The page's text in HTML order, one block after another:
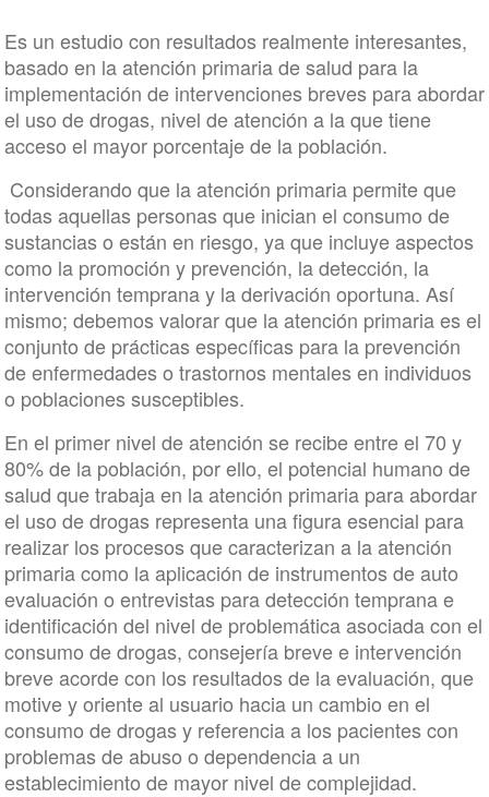
Es un estudio con resultados realmente interesantes,
basado en la atención primaria de salud para la
implementación de intervenciones breves para abordar
el uso de drogas, nivel de atención a la que tiene
acceso el mayor porcentaje de la población.
Considerando que la atención primaria permite que
todas aquellas personas que inician el consumo de
sustancias o están en riesgo, ya que incluye aspectos
como la promoción y prevención, la detección, la
intervención temprana y la derivación oportuna. Así
mismo; debemos valorar que la atención primaria es el
conjunto de prácticas específicas para la prevención
de enfermedades o trastornos mentales en individuos
o poblaciones susceptibles.
En el primer nivel de atención se recibe entre el 70 y
80% de la población, por ello, el potencial humano de
salud que trabaja en la atención primaria para abordar
el uso de drogas representa una figura esencial para
realizar los procesos que caracterizan a la atención
primaria como la aplicación de instrumentos de auto
evaluación o entrevistas para detección temprana e
identificación del nivel de problemática asociada con el
consumo de drogas, consejería breve e intervención
breve acorde con los resultados de la evaluación, que
motive y oriente al usuario hacia un cambio en el
consumo de drogas y referencia a los pacientes con
problemas de abuso o dependencia a un
establecimiento de mayor nivel de complejidad.